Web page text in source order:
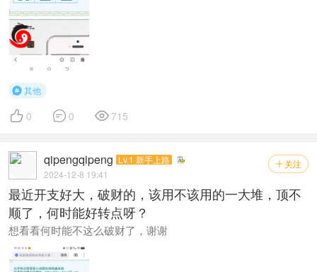
其他
 0  0  715
 关注
qipengqipeng Lv.1 新手上路
2024-12-8 19:41
最近开支好大，破财的，该用不该用的一大堆，顶不
顺了，何时能好转点呀？
想看看何时能不这么破财了，谢谢